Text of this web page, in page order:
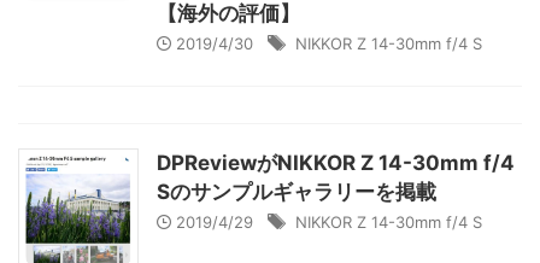
【海外の評価】
2019/4/30 NIKKOR Z 14-30mm f/4 S
DPReviewがNIKKOR Z 14-30mm f/4
Sのサンプルギャラリーを掲載
2019/4/29 NIKKOR Z 14-30mm f/4 S